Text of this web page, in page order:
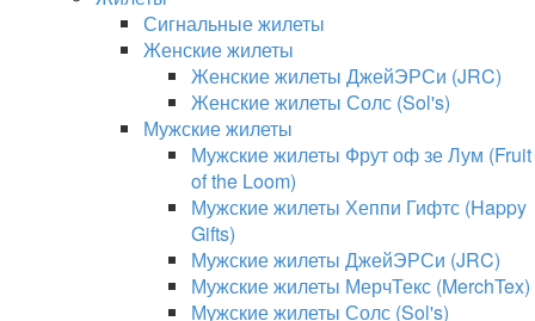
Сигнальные жилеты
Женские жилеты
Женские жилеты ДжейЭРСи (JRC)
Женские жилеты Солс (Sol's)
Мужские жилеты
Мужские жилеты Фрут оф зе Лум (Fruit
of the Loom)
Мужские жилеты Хеппи Гифтс (Happy
Gifts)
Мужские жилеты ДжейЭРСи (JRC)
Мужские жилеты МерчТекс (MerchTex)
Мужские жилеты Солс (Sol's)